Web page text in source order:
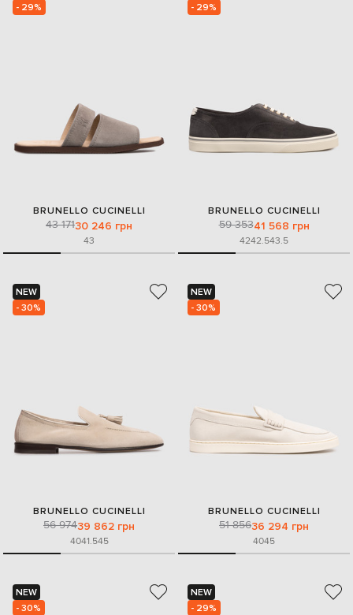
- 29%
BRUNELLO CUCINELLI
43 17130 246 грн
43
- 29%
BRUNELLO CUCINELLI
59 35341 568 грн
4242.543.5
NEW
- 30%
BRUNELLO CUCINELLI
56 97439 862 грн
4041.545
NEW
- 30%
BRUNELLO CUCINELLI
51 85636 294 грн
4045
NEW
- 30%
NEW
- 29%